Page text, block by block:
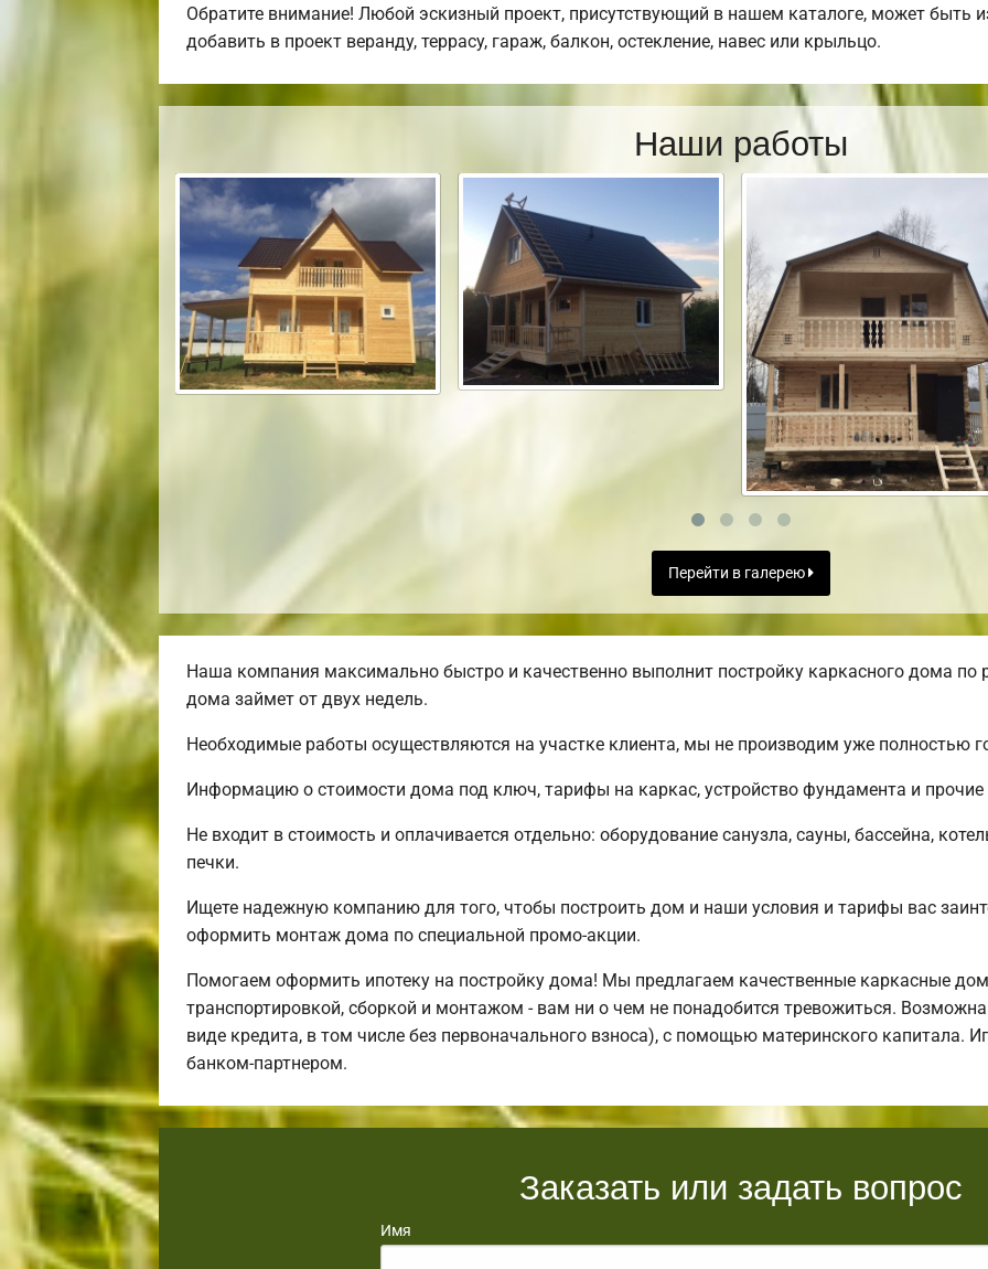
Обратите внимание! Любой эскизный проект, присутствующий в нашем каталоге, может быть
добавить в проект веранду, террасу, гараж, балкон, остекление, навес или крыльцо.
Наши работы
Перейти в галерею
Наша компания максимально быстро и качественно выполнит постройку каркасного дома по
дома займет от двух недель.
Необходимые работы осуществляются на участке клиента, мы не производим уже полностью
Информацию о стоимости дома под ключ, тарифы на каркас, устройство фундамента и
Не входит в стоимость и оплачивается отдельно: оборудование санузла, сауны, бассейна,
печки.
Ищете надежную компанию для того, чтобы построить дом и наши условия и тарифы вас
оформить монтаж дома по специальной промо-акции.
Помогаем оформить ипотеку на постройку дома! Мы предлагаем качественные каркасные
транспортировкой, сборкой и монтажом - вам ни о чем не понадобится тревожиться.
виде кредита, в том числе без первоначального взноса), с помощью материнского капитала.
банком-партнером.
Заказать или задать вопрос
Имя